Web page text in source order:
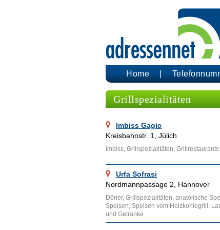
Home
Grillspezialitäten
Imbiss Gagic
Kreisbahnstr. 1, Jülich
Imbiss, Grillspezialitäten, Grillrestaurants
Urfa Sofrasi
Nordmannpassage 2, Hannover
Döner, Grillspezialitäten, anatolische
Speisen, Speisen vom Holzkohlegrill,
und Getränke